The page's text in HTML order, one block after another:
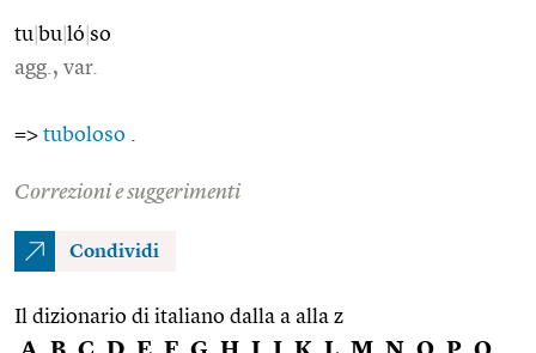
tu bu ló so
agg., var.
=> tuboloso
Correzioni e suggerimenti
Condividi
Il dizionario di italiano dalla a alla z